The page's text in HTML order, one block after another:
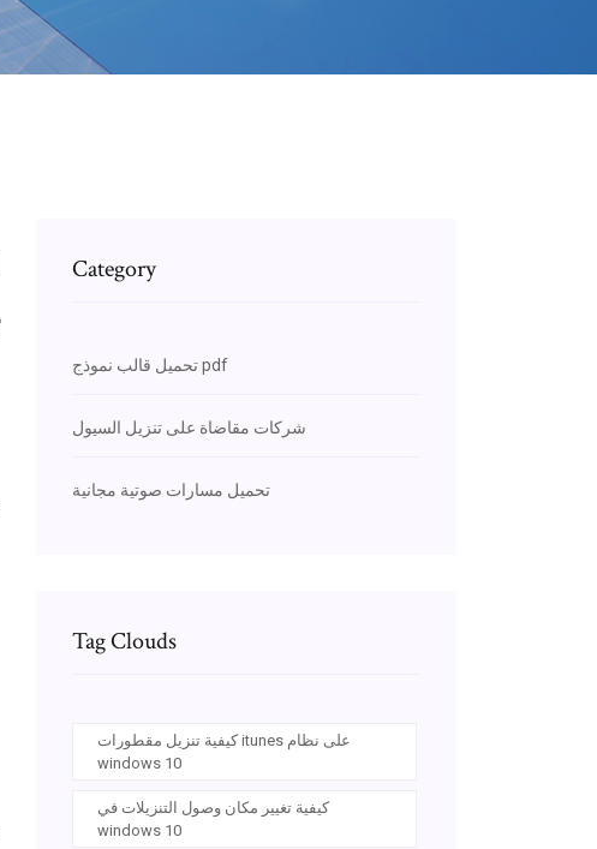
Category
تحميل قالب نموذج pdf
شركات مقاضاة على تنزيل السيول
تحميل مسارات صوتية مجانية
Tag Clouds
كيفية تنزيل مقطورات itunes على نظام
windows 10
كيفية تغيير مكان وصول التنزيلات في
windows 10